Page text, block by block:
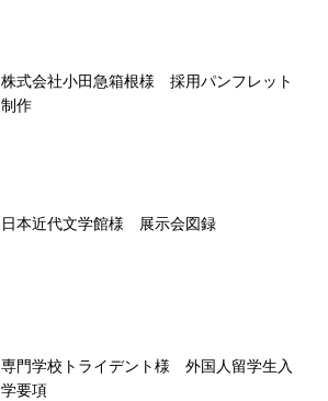
株式会社小田急箱根様 採用パンフレット
制作
日本近代文学館様 展示会図録
専門学校トライデント様 外国人留学生入
学要項